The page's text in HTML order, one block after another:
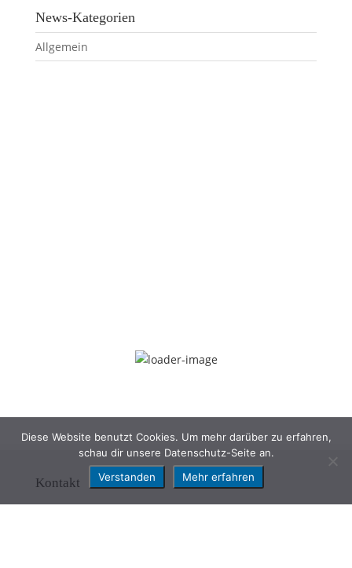
News-Kategorien
Allgemein
Kontakt
Eissport Club Frauenfeld - ESF
Diese Website benutzt Cookies. Um mehr darüber zu erfahren,
schau dir unsere Datenschutz-Seite an.
Verstanden
Mehr erfahren